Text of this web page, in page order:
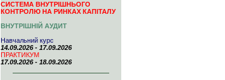
СИСТЕМА ВНУТРІШНЬОГО
КОНТРОЛЮ НА РИНКАХ КАПІТАЛУ
ВНУТРІШНІЙ АУДИТ
Навчальний курс
14.09.2026 - 17.09.2026
ПРАКТИКУМ
17.09.2026 - 18.09.2026